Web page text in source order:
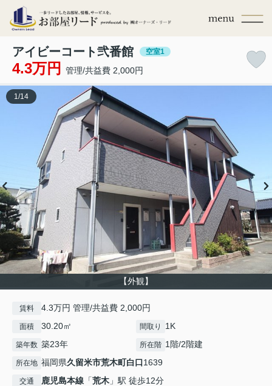
アイビーコート弐番館 空室1
4.3万円 管理/共益費 2,000円
【外観】
1 /14
賃料 4.3万円 管理/共益費 2,000円
面積 30.20㎡ 間取り 1K
築年数 築23年 所在階 1階/2階建
所在地 福岡県久留米市荒木町白口1639
交通 鹿児島本線 「荒木 」駅 徒歩12分